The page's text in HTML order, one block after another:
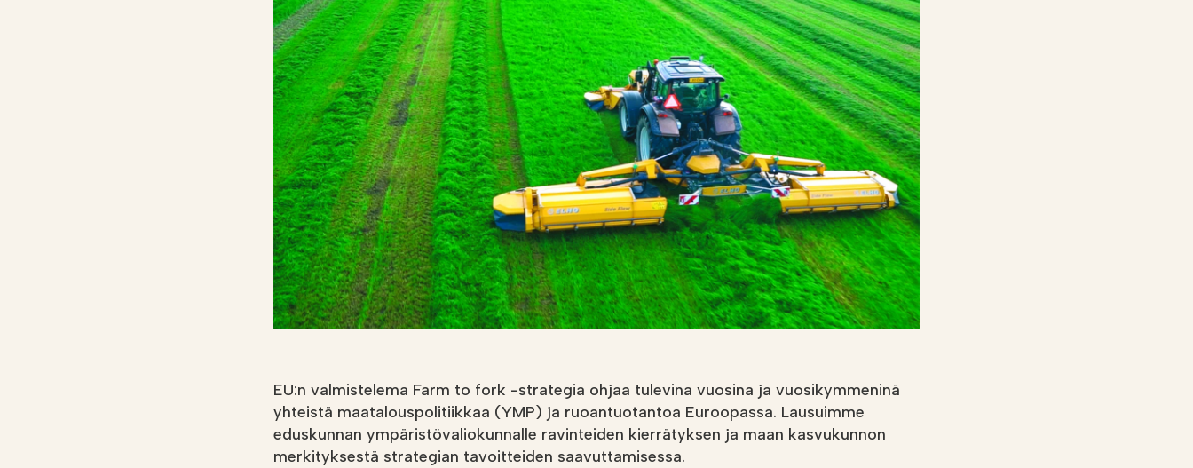
Lannoituslaskuri
Soilfoodin
verkkokauppa
EU:n valmistelema Farm to fork -strategia ohjaa tulevina vuosina ja vuosikymmeninä
yhteistä maatalouspolitiikkaa (YMP) ja ruoantuotantoa Euroopassa. Lausuimme
eduskunnan ympäristövaliokunnalle ravinteiden kierrätyksen ja maan kasvukunnon
merkityksestä strategian tavoitteiden saavuttamisessa.